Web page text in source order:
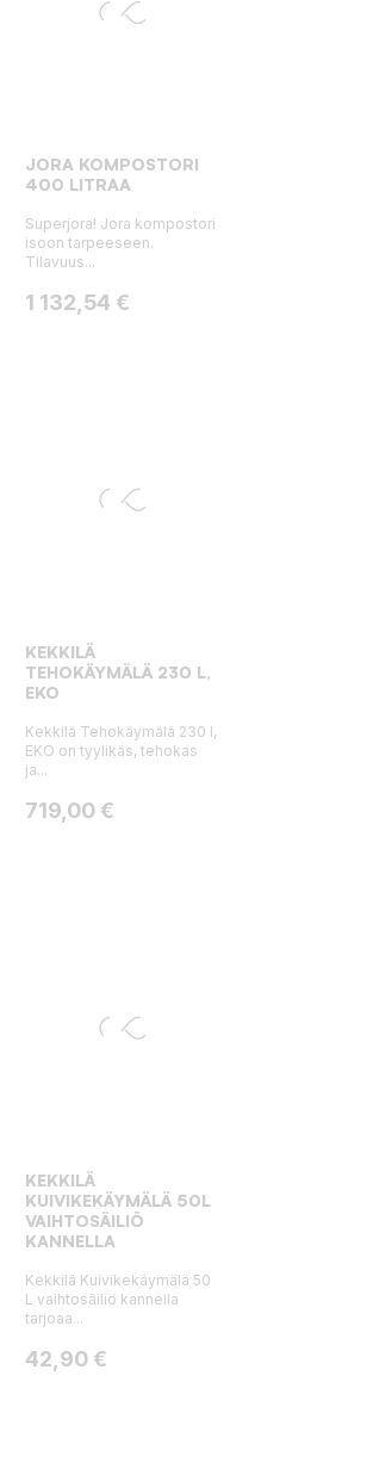
JORA KOMPOSTORI
400 LITRAA
Superjora! Jora kompostori
isoon tarpeeseen.
Tilavuus...
Hinta
1 132,54 €
KEKKILÄ
TEHOKÄYMÄLÄ 230 L,
EKO
Kekkilä Tehokäymälä 230 l,
EKO on tyylikäs, tehokas
ja...
Hinta
719,00 €
KEKKILÄ
KUIVIKEKÄYMÄLÄ 50L
VAIHTOSÄILIÖ
KANNELLA
Kekkilä Kuivikekäymälä 50
L vaihtosäiliö kannella
tarjoaa...
Hinta
42,90 €